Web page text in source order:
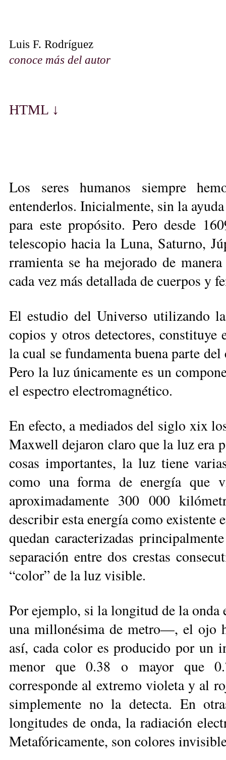
Luis F. Rodríguez
conoce más del autor
HTML ↓
Los seres humanos siempre
entenderlos. Inicialmente, sin la
para este propósito. Pero desde
telescopio hacia la Luna, Satur­no,
rramienta se ha mejorado de
cada vez más detallada de cuer­pos y
El estudio del Universo utilizando
copios y otros detectores, constituye
la cual se fundamenta buena parte
Pero la luz únicamente es un
el espectro electromagnético.
En efecto, a mediados del siglo xix
Maxwell dejaron claro que la luz era
cosas importantes, la luz tiene
como una forma de energía que
aproximadamente 300 000
describir esta energía como existente
quedan caracterizadas
separación entre dos crestas
“color” de la luz visible.
Por ejemplo, si la longitud de la
una millonésima de metro—, el ojo
así, cada color es producido por un
menor que 0.38 o mayor que
corresponde al extremo violeta y al
simplemente no la detecta. En
longitudes de onda, la ra­diación
Metafóricamente, son colores